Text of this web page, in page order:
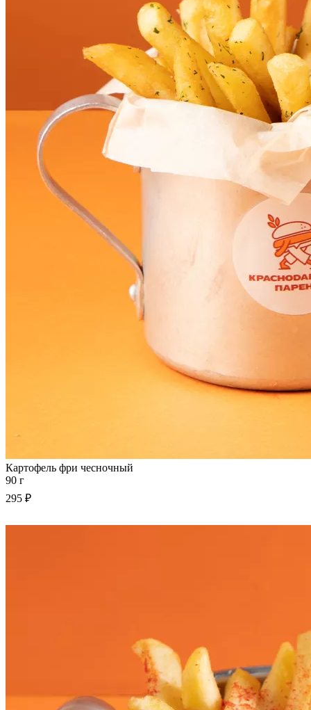
Картофель фри чесночный
90 г
295 ₽